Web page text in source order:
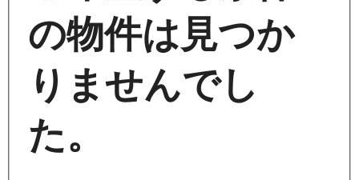
の物件は見つか
りませんでし
た。